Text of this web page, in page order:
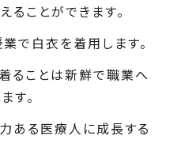
ることができます。
で白衣を着用します。
ることは新鮮で職業へ
す。
ある医療人に成長する